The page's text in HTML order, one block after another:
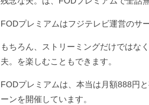
FODプレミアムはフジテレビ運営のサ
もちろん、ストリーミングだけではな
夫。を楽しむこともできます。
FODプレミアムは、本当は月額888円
ーンを開催しています。